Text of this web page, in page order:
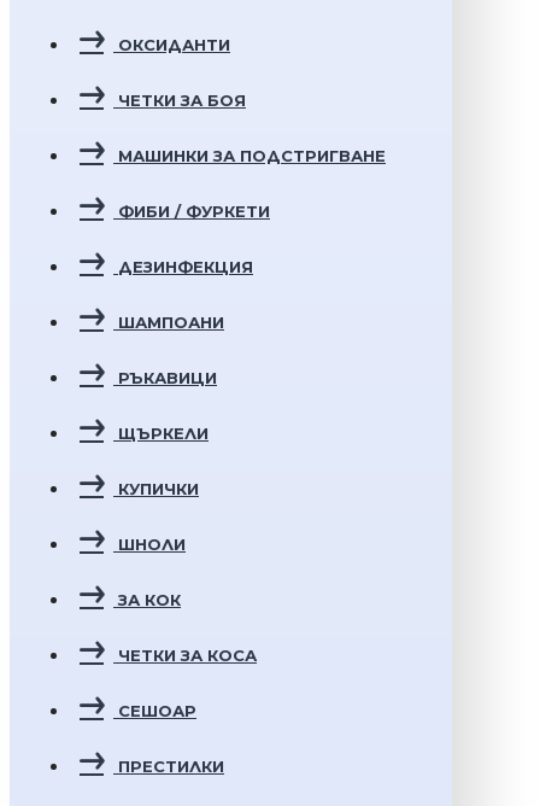
ОКСИДАНТИ
ЧЕТКИ ЗА БОЯ
МАШИНКИ ЗА ПОДСТРИГВАНЕ
ФИБИ / ФУРКЕТИ
ДЕЗИНФЕКЦИЯ
ШАМПОАНИ
РЪКАВИЦИ
ЩЪРКЕЛИ
КУПИЧКИ
ШНОЛИ
ЗА КОК
ЧЕТКИ ЗА КОСА
СЕШОАР
ПРЕСТИЛКИ